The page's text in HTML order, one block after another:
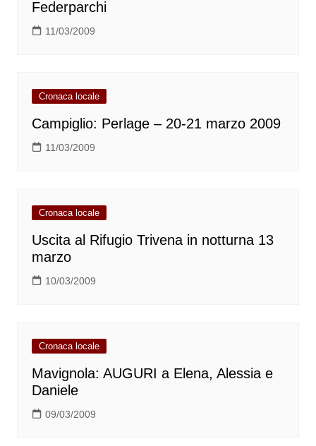
Federparchi
11/03/2009
Cronaca locale
Campiglio: Perlage – 20-21 marzo 2009
11/03/2009
Cronaca locale
Uscita al Rifugio Trivena in notturna 13
marzo
10/03/2009
Cronaca locale
Mavignola: AUGURI a Elena, Alessia e
Daniele
09/03/2009